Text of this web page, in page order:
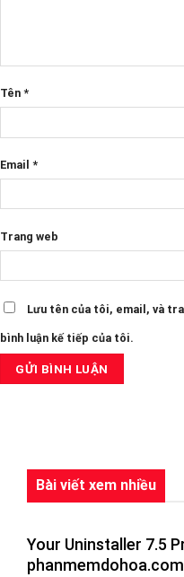
Tên *
Email *
Trang web
Lưu tên của tôi, email, và
bình luận kế tiếp của tôi.
Bài viết xem nhiều
Your Uninstaller 7.5
phanmemdohoa.com